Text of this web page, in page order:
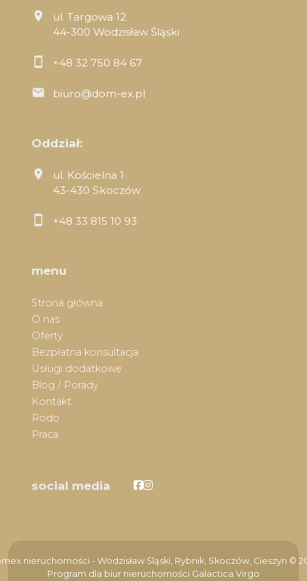
ul. Targowa 12
44-300 Wodzisław Śląski
+48 32 750 84 67
biuro@dom-ex.pl
Oddział:
ul. Kościelna 1
43-430 Skoczów
+48 33 815 10 93
menu
Strona główna
O nas
Oferty
Bezpłatna konsultacja
Usługi dodatkowe
Blog / Porady
Kontakt
Rodo
Praca
social media Facebook
Facebook
nieruchomości - Wodzisław Śląski, Rybnik, Skoczów, Cieszyn ©
Program dla biur nieruchomości Galactica Virgo